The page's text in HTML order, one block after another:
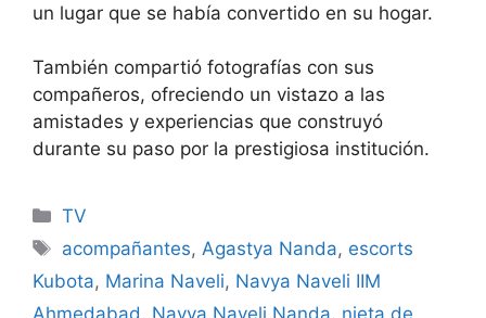
un lugar que se había convertido en su hogar.
También compartió fotografías con sus
compañeros, ofreciendo un vistazo a las
amistades y experiencias que construyó
durante su paso por la prestigiosa institución.
Categories
TV
Tags
acompañantes,Agastya Nanda, escorts
Kubota, Marina Naveli, Navya Naveli IIM